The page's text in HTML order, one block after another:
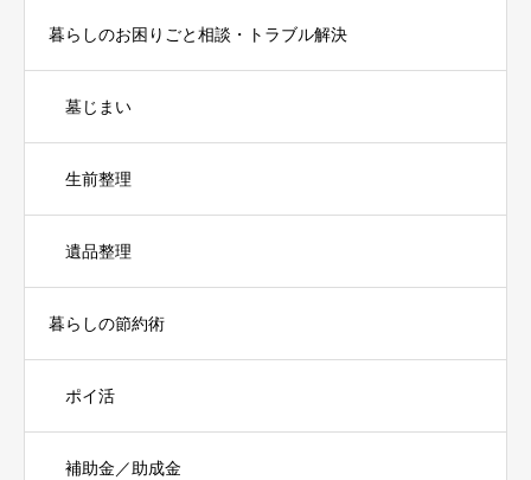
暮らしのお困りごと相談・トラブル解決
墓じまい
生前整理
遺品整理
暮らしの節約術
ポイ活
補助金／助成金